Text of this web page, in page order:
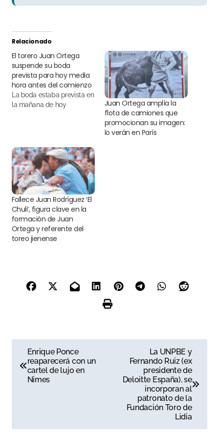
Relacionado
El torero Juan Ortega
suspende su boda
prevista para hoy media
hora antes del comienzo
la mañana de hoy
Juan Ortega amplía la
flota de camiones que
promocionan su imagen:
lo verán en París
Fallece Juan Rodríguez ‘El
Chuli’, figura clave en la
formación de Juan
Ortega y referente del
toreo jienense
a
g
Enrique Ponce
reaparecerá con un
cartel de lujo en
Nimes
La UNPBE y
Fernando Ruiz (ex
presidente de
Deloitte España), se
incorporan al
patronato de la
Fundación Toro de
Lidia